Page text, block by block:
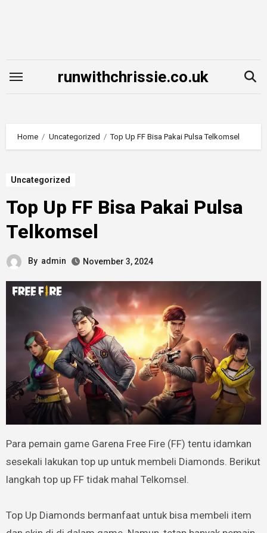
runwithchrissie.co.uk
Home Uncategorized Top Up FF Bisa Pakai Pulsa Telkomsel
Uncategorized
Top Up FF Bisa Pakai Pulsa
Telkomsel
By admin November 3, 2024
Para pemain game Garena Free Fire (FF) tentu idamkan
sesekali lakukan top up untuk membeli Diamonds. Berikut
langkah top up FF tidak mahal Telkomsel.
Top Up Diamonds bermanfaat untuk bisa membeli item